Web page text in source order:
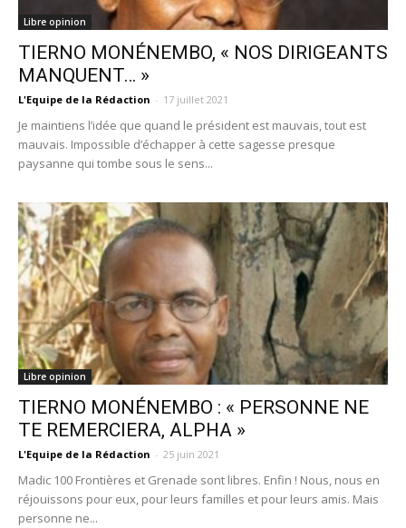
Libre opinion
TIERNO MONÉNEMBO, « NOS DIRIGEANTS
MANQUENT… »
L'Equipe de la Rédaction - 17 juillet 2021
Je maintiens l’idée que quand le président est mauvais, tout est
mauvais. Impossible d’échapper à cette sagesse presque
paysanne qui tombe sous le sens...
Libre opinion
TIERNO MONÉNEMBO : « PERSONNE NE
TE REMERCIERA, ALPHA »
L'Equipe de la Rédaction - 25 juin 2021
Madic 100 Frontières et Grenade sont libres. Enfin ! Nous, nous en
réjouissons pour eux, pour leurs familles et pour leurs amis. Mais
personne ne...